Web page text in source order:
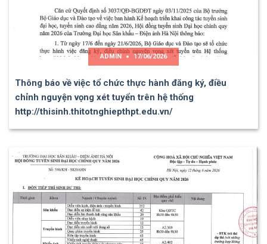
ADMIN 17/06/2026
Thông báo về việc tổ chức thực hành đăng ký, điều
chỉnh nguyện vọng xét tuyển trên hệ thống
http://thisinh.thitotnghiepthpt.edu.vn/